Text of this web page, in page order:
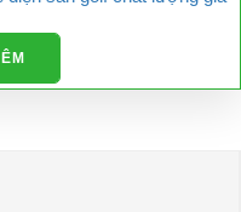
ô tô điện để tăng tuổi thọ